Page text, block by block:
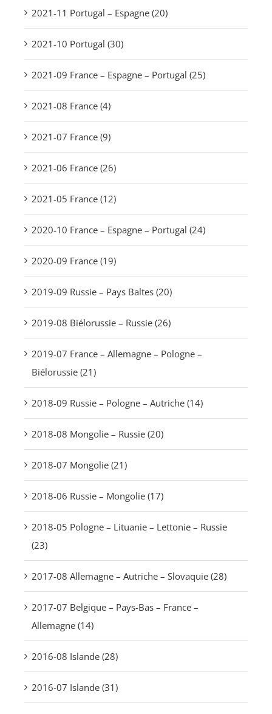
2021-11 Portugal – Espagne (20)
2021-10 Portugal (30)
2021-09 France – Espagne – Portugal (25)
2021-08 France (4)
2021-07 France (9)
2021-06 France (26)
2021-05 France (12)
2020-10 France – Espagne – Portugal (24)
2020-09 France (19)
2019-09 Russie – Pays Baltes (20)
2019-08 Biélorussie – Russie (26)
2019-07 France – Allemagne – Pologne –
Biélorussie (21)
2018-09 Russie – Pologne – Autriche (14)
2018-08 Mongolie – Russie (20)
2018-07 Mongolie (21)
2018-06 Russie – Mongolie (17)
2018-05 Pologne – Lituanie – Lettonie – Russie
(23)
2017-08 Allemagne – Autriche – Slovaquie (28)
2017-07 Belgique – Pays-Bas – France –
Allemagne (14)
2016-08 Islande (28)
2016-07 Islande (31)